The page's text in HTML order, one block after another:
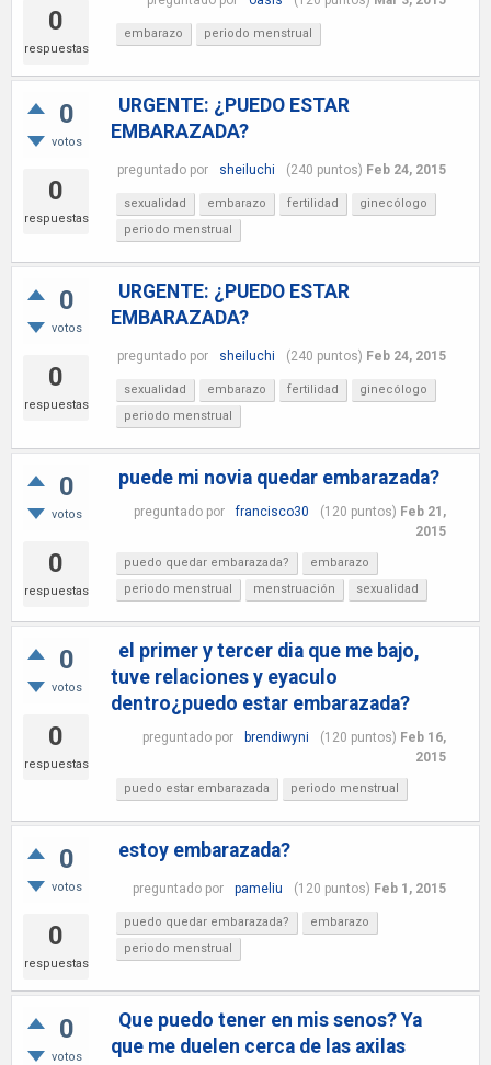
0
respuestas
embarazo periodo menstrual
0
votos
0
respuestas
URGENTE: ¿PUEDO ESTAR
EMBARAZADA?
preguntado por sheiluchi (240 puntos) Feb 24, 2015
sexualidad embarazo fertilidad
ginecólogo
periodo menstrual
0
votos
0
respuestas
URGENTE: ¿PUEDO ESTAR
EMBARAZADA?
preguntado por sheiluchi (240 puntos) Feb 24, 2015
sexualidad embarazo fertilidad
ginecólogo
periodo menstrual
0
votos
0
respuestas
puede mi novia quedar embarazada?
preguntado por francisco30 (120 puntos) Feb 21,
2015
puedo quedar embarazada?
embarazo
periodo menstrual
menstruación sexualidad
0
votos
0
respuestas
el primer y tercer dia que me bajo,
tuve relaciones y eyaculo
dentro¿puedo estar embarazada?
preguntado por brendiwyni (120 puntos) Feb 16,
2015
puedo estar embarazada periodo menstrual
0
votos
0
respuestas
estoy embarazada?
preguntado por pameliu (120 puntos) Feb 1, 2015
puedo quedar embarazada?
embarazo
periodo menstrual
0
votos
Que puedo tener en mis senos? Ya
que me duelen cerca de las axilas